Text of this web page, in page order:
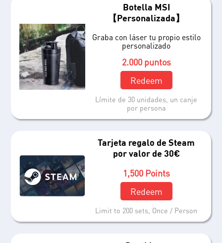
Botella MSI
【Personalizada】
Graba con láser tu propio estilo
personalizado
2.000 puntos
Redeem
Límite de 30 unidades, un canje
por persona
Tarjeta regalo de Steam
por valor de 30€
1,500 Points
Redeem
Limit to 200 sets, Once / Person